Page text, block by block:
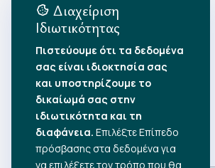
Αρχείο Δημοσιεύσεων
•Αύγουστος 2026
•Ιούλιος 2026
•Ιούνιος 2026
•Μάιος 2026
•Απρίλιος 2026
•Μάρτιος 2026
Διαχείριση
Ιδιωτικότητας
Πιστεύουμε ότι τα δεδομένα
σας είναι ιδιοκτησία σας
και υποστηρίζουμε το
δικαίωμά σας στην
ιδιωτικότητα και τη
διαφάνεια. Επιλέξτε Επίπεδο
πρόσβασης στα δεδομένα για
να επιλέξετε τον τρόπο που θα